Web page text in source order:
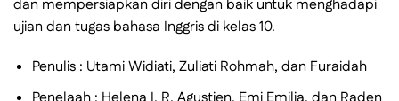
dan mempersiapkan diri dengan baik untuk menghadapi
ujian dan tugas bahasa Inggris di kelas 10.
Penulis : Utami Widiati, Zuliati Rohmah, dan Furaidah